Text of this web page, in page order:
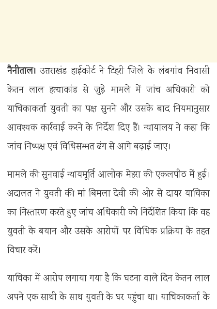
नैनीताल। उत्तराखंड हाईकोर्ट ने टिहरी जिले के लंबगांव निवासी
केतन लाल हत्याकांड से जुड़े मामले में जांच अधिकारी को
याचिकाकर्ता युवती का पक्ष सुनने और उसके बाद नियमानुसार
आवश्यक कार्रवाई करने के निर्देश दिए हैं। न्यायालय ने कहा कि
जांच निष्पक्ष एवं विधिसम्मत ढंग से आगे बढ़ाई जाए।
मामले की सुनवाई न्यायमूर्ति आलोक मेहरा की एकलपीठ में हुई।
अदालत ने युवती की मां बिमला देवी की ओर से दायर याचिका
का निस्तारण करते हुए जांच अधिकारी को निर्देशित किया कि वह
युवती के बयान और उसके आरोपों पर विधिक प्रक्रिया के तहत
विचार करें।
याचिका में आरोप लगाया गया है कि घटना वाले दिन केतन लाल
अपने एक साथी के साथ युवती के घर पहुंचा था। याचिकाकर्ता के